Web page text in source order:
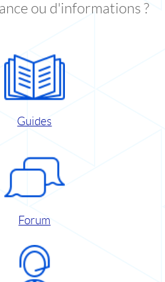
ou d'informations ?
Guides
Forum